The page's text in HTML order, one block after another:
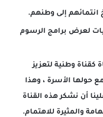
إلى وطنهم.
لعرض برامج الرسوم
كقناة وطنية لتعزيز
حولها الأسرة ، وهذا
أن نشكر هذه القناة
والمثيرة للاهتمام.